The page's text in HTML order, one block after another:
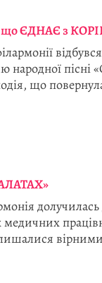
ЄДНАЄ з
народної
що